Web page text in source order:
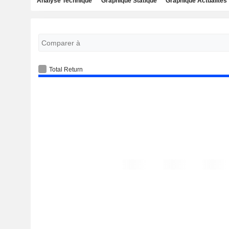
Total Return